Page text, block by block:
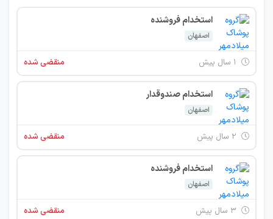
استخدام فروشنده
اصفهان
منقضی شده
استخدام صندوقدار
اصفهان
منقضی شده
استخدام فروشنده
اصفهان
منقضی شده